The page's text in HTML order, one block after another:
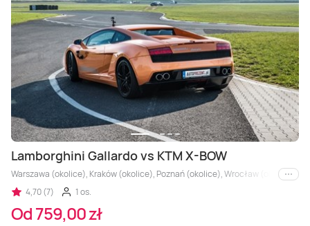
Lamborghini Gallardo vs KTM X-BOW
Warszawa (okolice), Kraków (okolice), Poznań (okolice), Wrocław (okolice),i inne
4,70 (7)
1 os.
Od 759,00 zł